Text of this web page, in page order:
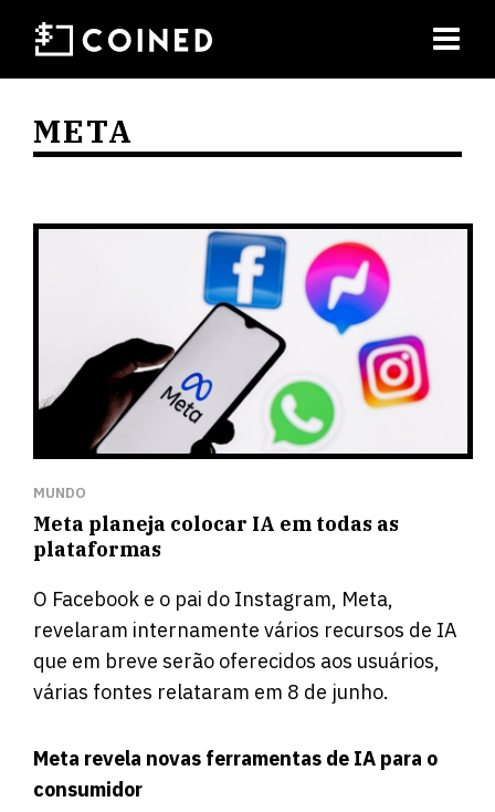
META
MUNDO
Meta planeja colocar IA em todas as
plataformas
O Facebook e o pai do Instagram, Meta,
revelaram internamente vários recursos de IA
que em breve serão oferecidos aos usuários,
várias fontes relataram em 8 de junho.
Meta revela novas ferramentas de IA para o
consumidor